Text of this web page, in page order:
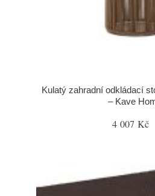
Kulatý zahradní odkládací
– Kave
4 007 Kč